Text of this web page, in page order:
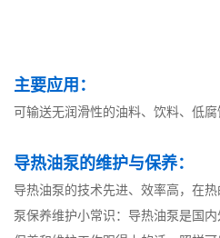
主要应用：
可输送无润滑性的油料、饮料、低
导热油泵的维护与保养：
导热油泵的技术先进、效率高，在
泵保养维护小常识：导热油泵是国